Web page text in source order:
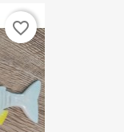
favorite_border